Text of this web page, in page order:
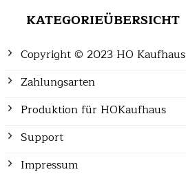
KATEGORIEÜBERSICHT
Copyright © 2023 HO Kaufhaus
Zahlungsarten
Produktion für HOKaufhaus
Support
Impressum